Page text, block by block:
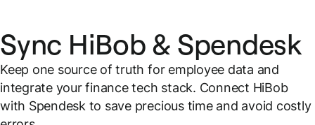
Sync HiBob & Spendesk
Keep one source of truth for employee data and
integrate your finance tech stack. Connect HiBob
with Spendesk to save precious time and avoid costly